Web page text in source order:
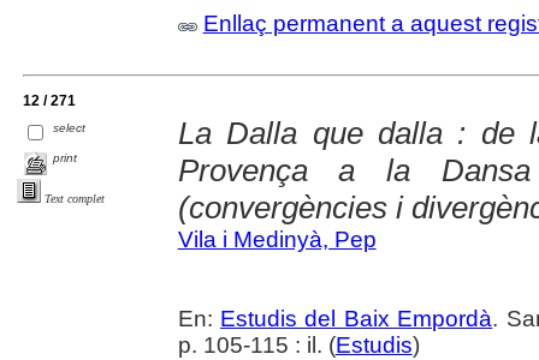
Enllaç permanent a aquest
12 / 271
select
print
Text complet
La Dalla que dalla : de
Provença a la
(convergències i
Vila i Medinyà, Pep
En: Estudis del Baix Empordà.
p. 105-115 : il. (Estudis)